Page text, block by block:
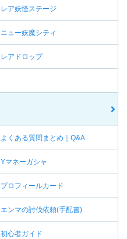
レア妖怪ステージ
ニュー妖魔シティ
レアドロップ
よくある質問まとめ｜Q&A
Yマネーガシャ
プロフィールカード
エンマの討伐依頼(手配書)
初心者ガイド